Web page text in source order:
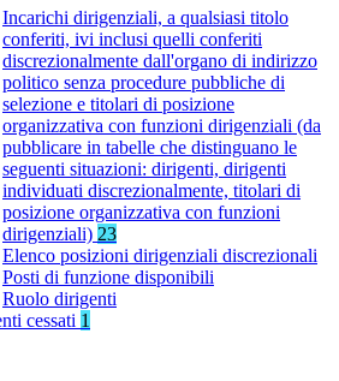
Incarichi dirigenziali, a qualsiasi titolo
conferiti, ivi inclusi quelli conferiti
discrezionalmente dall'organo di indirizzo
politico senza procedure pubbliche di
selezione e titolari di posizione
organizzativa con funzioni dirigenziali (da
pubblicare in tabelle che distinguano le
seguenti situazioni: dirigenti, dirigenti
individuati discrezionalmente, titolari di
posizione organizzativa con funzioni
dirigenziali) 23
Elenco posizioni dirigenziali discrezionali
Posti di funzione disponibili
Ruolo dirigenti
cessati 1